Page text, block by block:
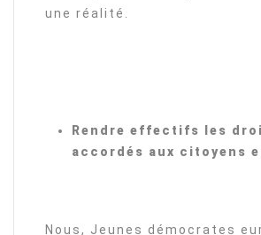
une réalité.
Rendre effectifs les
accordés aux citoyens
Nous, Jeunes démocrates